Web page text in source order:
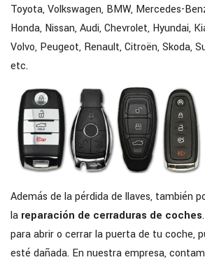
Toyota, Volkswagen, BMW, Mercedes-
Honda, Nissan, Audi, Chevrolet, Hyundai,
Volvo, Peugeot, Renault, Citroën, Skoda,
etc.
Además de la pérdida de llaves, también
la reparación de cerraduras de coches
para abrir o cerrar la puerta de tu coche,
esté dañada. En nuestra empresa,